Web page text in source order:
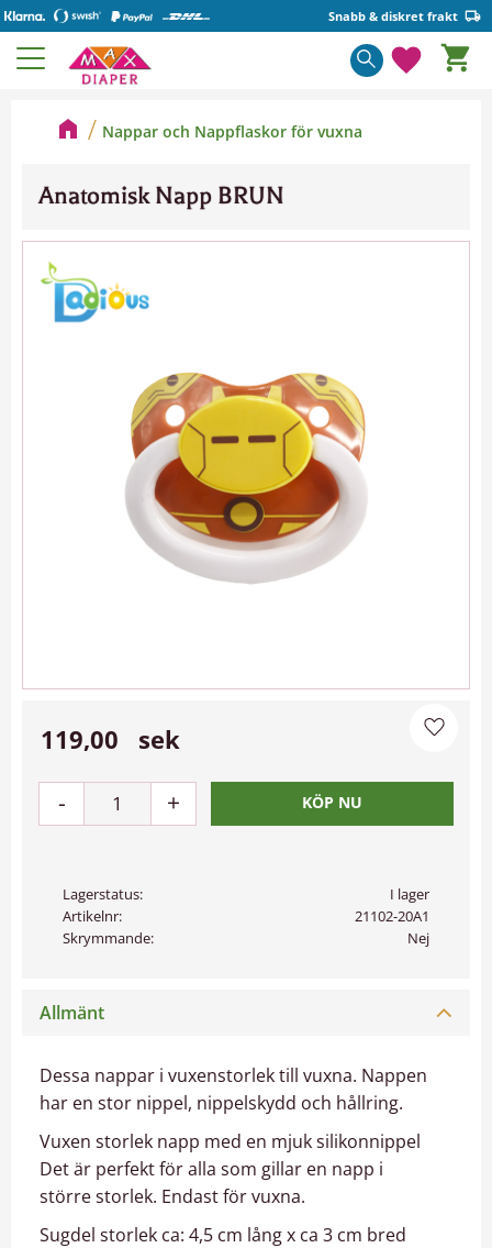
Meny
Snabb & diskret frakt
Nappar och Nappflaskor för vuxna
Anatomisk Napp BRUN
119,00 sek
+
-
Lägg
Lagerstatus
I lager
Artikelnr
21102-20A1
Skrymmande
Nej
Allmänt
Dessa nappar i vuxenstorlek till vuxna. Nappen
har en stor nippel, nippelskydd och hållring.
Vuxen storlek napp med en mjuk silikonnippel
Det är perfekt för alla som gillar en napp i
större storlek. Endast för vuxna.
Sugdel storlek ca: 4,5 cm lång x ca 3 cm bred